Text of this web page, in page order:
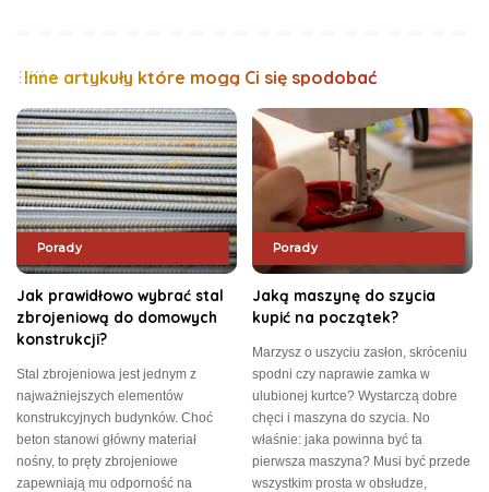
Inne artykuły które mogą Ci się spodobać
Porady
Jak prawidłowo wybrać stal
zbrojeniową do domowych
konstrukcji?
Stal zbrojeniowa jest jednym z
najważniejszych elementów
konstrukcyjnych budynków. Choć
beton stanowi główny materiał
nośny, to pręty zbrojeniowe
zapewniają mu odporność na
Porady
Jaką maszynę do szycia
kupić na początek?
Marzysz o uszyciu zasłon, skróceniu
spodni czy naprawie zamka w
ulubionej kurtce? Wystarczą dobre
chęci i maszyna do szycia. No
właśnie: jaka powinna być ta
pierwsza maszyna? Musi być przede
wszystkim prosta w obsłudze,